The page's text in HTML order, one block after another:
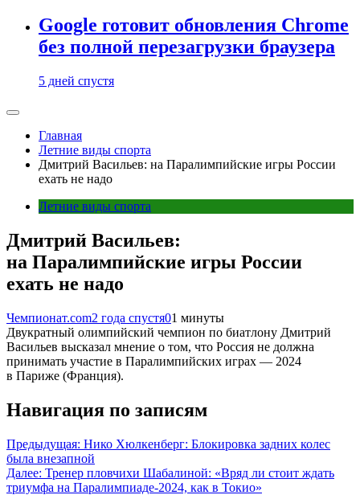
Google готовит обновления Chrome
без полной перезагрузки браузера
5 дней спустя
Главная
Летние виды спорта
Дмитрий Васильев: на Паралимпийские игры России
ехать не надо
Летние виды спорта
Дмитрий Васильев:
на Паралимпийские игры России
ехать не надо
Чемпионат.com2 года спустя01 минуты
Двукратный олимпийский чемпион по биатлону Дмитрий
Васильев высказал мнение о том, что Россия не должна
принимать участие в Паралимпийских играх — 2024
в Париже (Франция).
Навигация по записям
Предыдущая: Нико Хюлкенберг: Блокировка задних колес
была внезапной
Далее: Тренер пловчихи Шабалиной: «Вряд ли стоит ждать
триумфа на Паралимпиаде‑2024, как в Токио»